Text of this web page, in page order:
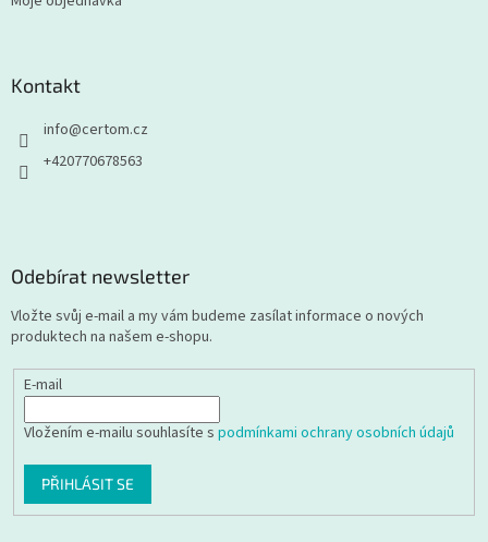
Kontakt
info@certom.cz
+420770678563
Odebírat newsletter
Vložte svůj e-mail a my vám budeme zasílat informace o nových
produktech na našem e-shopu.
E-mail
Vložením e-mailu souhlasíte s podmínkami ochrany osobních údajů
PŘIHLÁSIT SE